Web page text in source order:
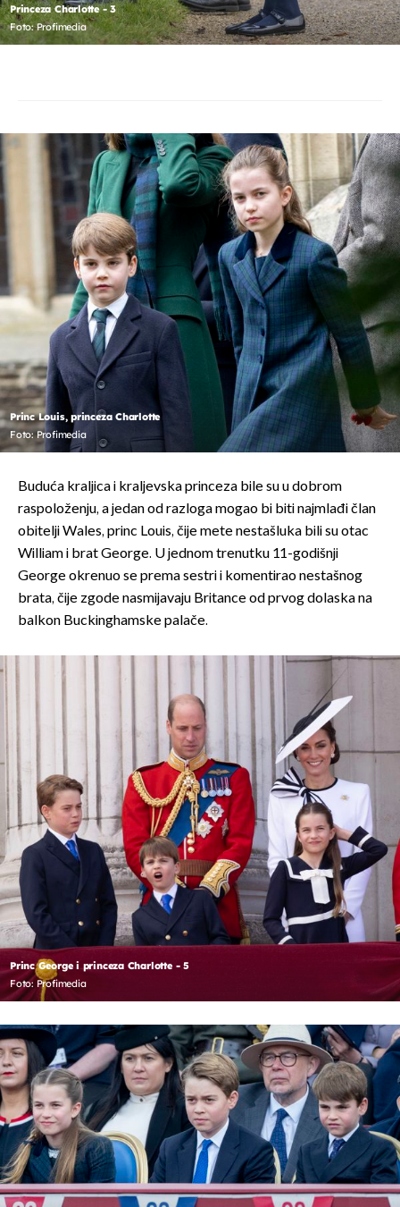
Princeza Charlotte - 3
Foto: Profimedia
Princ Louis, princeza Charlotte
Foto: Profimedia
Buduća kraljica i kraljevska princeza bile su u dobrom
raspoloženju, a jedan od razloga mogao bi biti najmlađi član
obitelji Wales, princ Louis, čije mete nestašluka bili su otac
William i brat George. U jednom trenutku 11-godišnji
George okrenuo se prema sestri i komentirao nestašnog
brata, čije zgode nasmijavaju Britance od prvog dolaska na
balkon Buckinghamske palače.
Princ George i princeza Charlotte - 5
Foto: Profimedia